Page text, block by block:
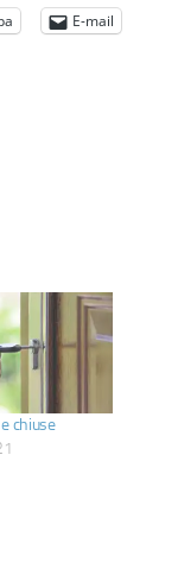
E-mail
chiuse